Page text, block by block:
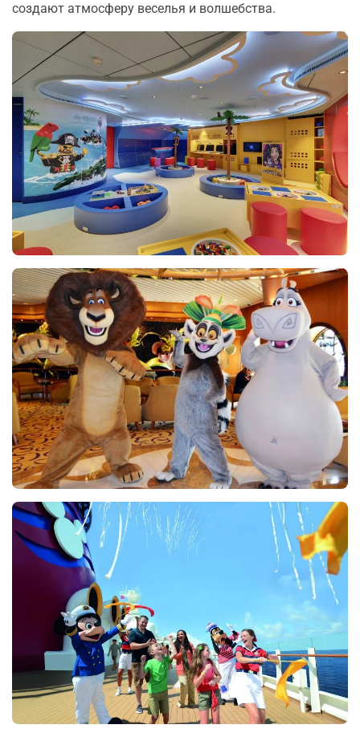
создают атмосферу веселья и волшебства.